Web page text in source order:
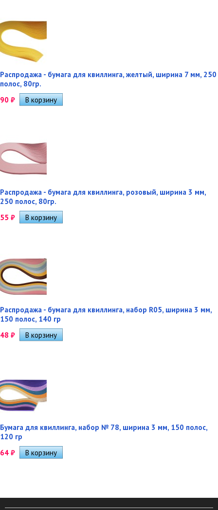
Распродажа - бумага для квиллинга, желтый, ширина 7 мм, 250
полос, 80гр.
90 ₽
Распродажа - бумага для квиллинга, розовый, ширина 3 мм,
250 полос, 80гр.
55 ₽
Распродажа - бумага для квиллинга, набор R05, ширина 3 мм,
150 полос, 140 гр
48 ₽
Бумага для квиллинга, набор № 78, ширина 3 мм, 150 полос,
120 гр
64 ₽